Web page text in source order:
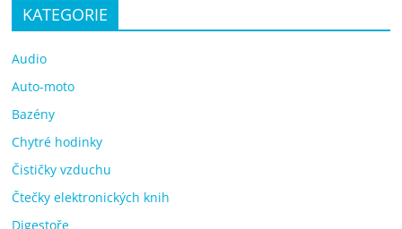
KATEGORIE
Audio
Auto-moto
Bazény
Chytré hodinky
Čističky vzduchu
Čtečky elektronických knih
Digestoře